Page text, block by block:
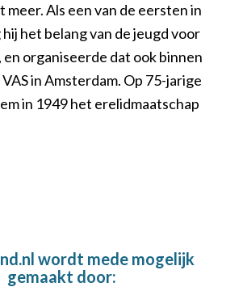
meer. Als een van de eersten in
het belang van de jeugd voor
en organiseerde dat ook binnen
in Amsterdam. Op 75-jarige
in 1949 het erelidmaatschap
wordt mede mogelijk
gemaakt door: